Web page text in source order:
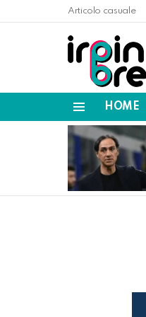
Articolo casuale
HOME
LATEST
STORIES